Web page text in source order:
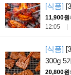
[식품]
11,900원
12:05
[식품]
300g 5
20,800원